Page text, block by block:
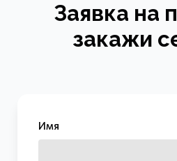
Заявка на
закажи
Имя